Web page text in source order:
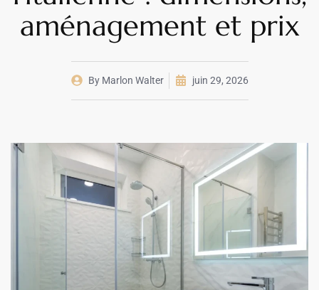
aménagement et prix
ByMarlon Walter juin 29, 2026